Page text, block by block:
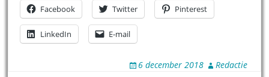
Facebook Twitter Pinterest
LinkedIn E-mail
6 december 2018 Redactie